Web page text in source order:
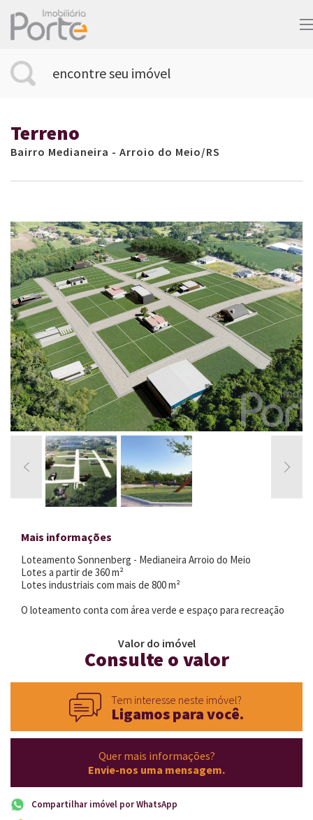
encontre seu imóvel
Terreno
Bairro Medianeira - Arroio do Meio/RS
Mais informações
Loteamento Sonnenberg - Medianeira Arroio do Meio
Lotes a partir de 360 m²
Lotes industriais com mais de 800 m²
O loteamento conta com área verde e espaço para recreação
Valor do imóvel
Consulte o valor
Tem interesse neste imóvel?
Ligamos para você.
Quer mais informações?
Envie-nos uma mensagem.
Compartilhar imóvel por WhatsApp